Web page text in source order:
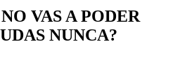
VAS A PODER
NUNCA?